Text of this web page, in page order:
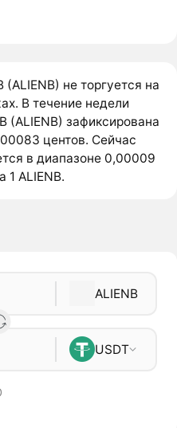
не торгуется на
В течение недели
(ALIENB) зафиксирована
центов. Сейчас
в диапазоне 0,00009
1 ALIENB.
ALIENB
USDT